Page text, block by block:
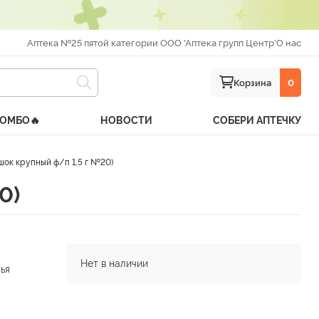
Аптека №25 пятой категории ООО 'Аптека групп Центр'О нас
Корзина 0
НОВОСТИ СОБЕРИ АПТЕЧКУ
крупный ф/п 1,5 г №20)
Нет в наличии